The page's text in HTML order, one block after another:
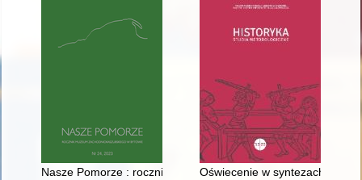
Nasze Pomorze : rocznik Muzeum Zachodniokaszubskiego w
Oświecenie w syntezach